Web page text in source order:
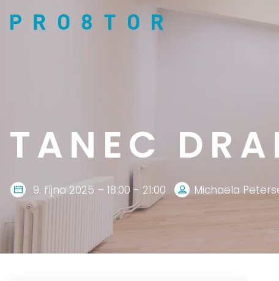
TANEC
9. října 2025 – 18:00 - 21:00 Michaela